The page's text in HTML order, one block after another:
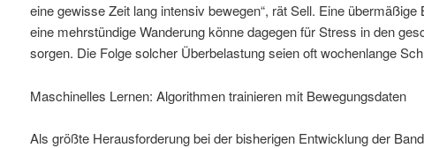
eine gewisse Zeit lang intensiv bewegen“, rät Sell. Eine übermäßige
eine mehrstündige Wanderung könne dagegen für Stress in den
sorgen. Die Folge solcher Überbelastung seien oft wochenlange
Maschinelles Lernen: Algorithmen trainieren mit Bewegungsdaten
Als größte Herausforderung bei der bisherigen Entwicklung der